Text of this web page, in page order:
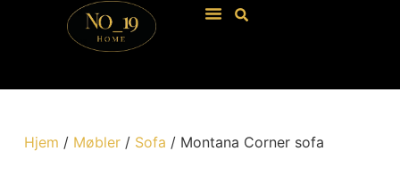
Hjem / Møbler/ Sofa / Montana Corner sofa